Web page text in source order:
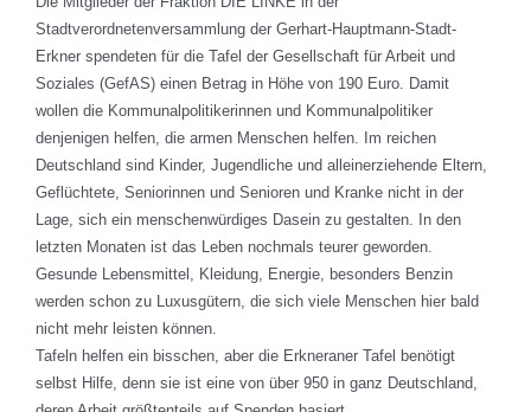
Stadtverordnetenversammlung der Gerhart-Hauptmann-Stadt-
Erkner spendeten für die Tafel der Gesellschaft für Arbeit und
Soziales (GefAS) einen Betrag in Höhe von 190 Euro. Damit
wollen die Kommunalpolitikerinnen und Kommunalpolitiker
denjenigen helfen, die armen Menschen helfen. Im reichen
Deutschland sind Kinder, Jugendliche und alleinerziehende Eltern,
Geflüchtete, Seniorinnen und Senioren und Kranke nicht in der
Lage, sich ein menschenwürdiges Dasein zu gestalten. In den
letzten Monaten ist das Leben nochmals teurer geworden.
Gesunde Lebensmittel, Kleidung, Energie, besonders Benzin
werden schon zu Luxusgütern, die sich viele Menschen hier bald
nicht mehr leisten können.
Tafeln helfen ein bisschen, aber die Erkneraner Tafel benötigt
selbst Hilfe, denn sie ist eine von über 950 in ganz Deutschland,